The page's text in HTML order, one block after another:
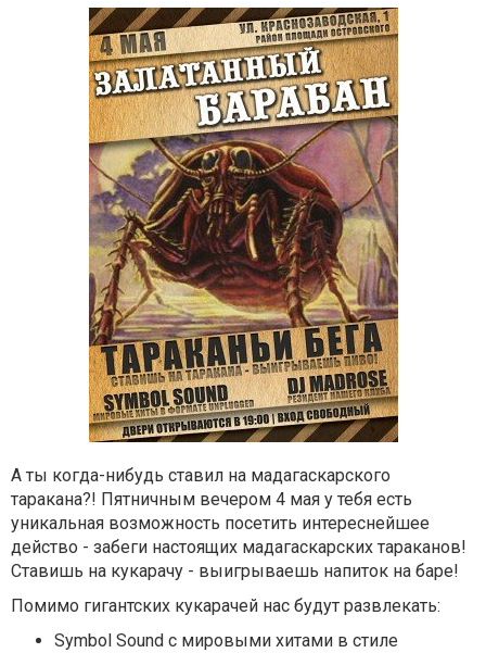
А ты когда-нибудь ставил на мадагаскарского
таракана?! Пятничным вечером 4 мая у тебя есть
уникальная возможность посетить интереснейшее
действо - забеги настоящих мадагаскарских тараканов!
Ставишь на кукарачу - выигрываешь напиток на баре!
Помимо гигантских кукарачей нас будут развлекать:
Symbol Sound с мировыми хитами в стиле